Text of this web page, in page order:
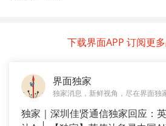
下载界面APP 订阅更
界面独家
独家消息，新鲜视角，尽在界面独
独家｜深圳佳贤通信独家回应：